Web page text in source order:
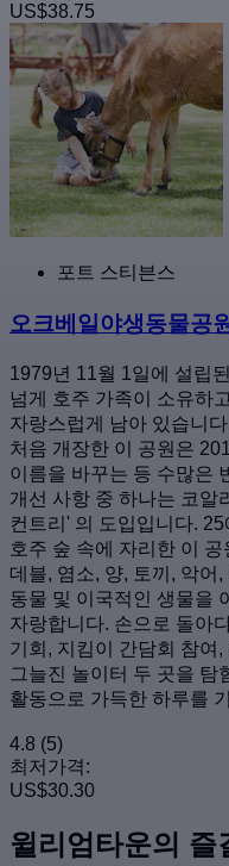
US$38.75
포트 스티븐스
오크베일야생동물공원
1979년 11월 1일에 설립
넘게 호주 가족이 소유하
자랑스럽게 남아 있습니
처음 개장한 이 공원은
이름을 바꾸는 등 수많은
개선 사항 중 하나는 코알
컨트리' 의 도입입니다.
호주 숲 속에 자리한 이
데블, 염소, 양, 토끼, 악어
동물 및 이국적인 생물을
자랑합니다. 손으로 돌아
기회, 지킴이 간담회 참여
그늘진 놀이터 두 곳을 탐
활동으로 가득한 하루를
4.8 (5)
최저가격:
US$30.30
윌리엄타운의 즐